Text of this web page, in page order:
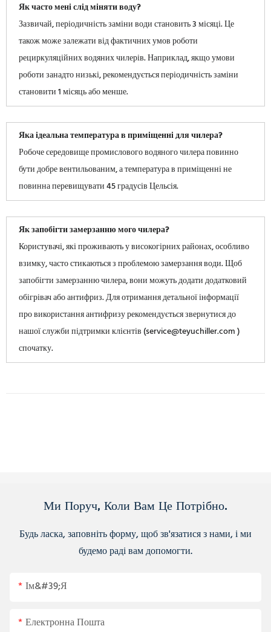
Як часто мені слід міняти воду?
Зазвичай, періодичність заміни води становить 3 місяці. Це
також може залежати від фактичних умов роботи
рециркуляційних водяних чилерів. Наприклад, якщо умови
роботи занадто низькі, рекомендується періодичність заміни
становити 1 місяць або менше.
Яка ідеальна температура в приміщенні для чилера?
Робоче середовище промислового водяного чилера повинно
бути добре вентильованим, а температура в приміщенні не
повинна перевищувати 45 градусів Цельсія.
Як запобігти замерзанню мого чилера?
Користувачі, які проживають у високогірних районах, особливо
взимку, часто стикаються з проблемою замерзання води. Щоб
запобігти замерзанню чилера, вони можуть додати додатковий
обігрівач або антифриз. Для отримання детальної інформації
про використання антифризу рекомендується звернутися до
нашої служби підтримки клієнтів (service@teyuchiller.com )
спочатку.
Ми Поруч, Коли Вам Це Потрібно.
Будь ласка, заповніть форму, щоб зв'язатися з нами, і ми
будемо раді вам допомогти.
Ім&#39;я
Електронна Пошта